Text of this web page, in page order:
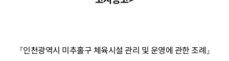
『인천광역시 미추홀구 체육시설 관리 및 운영에 관한 조례』